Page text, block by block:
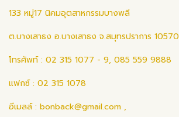
133 หมู่17 นิคมอุตสาหกรรมบางพลี
ต.บางเสาธง อ.บางเสาธง จ.สมุทรปราการ 10570
โทรศัพท์ : 02 315 1077 - 9, 085 559 9888
แฟกซ์ : 02 315 1078
อีเมลล์ : bonback@gmail.com ,